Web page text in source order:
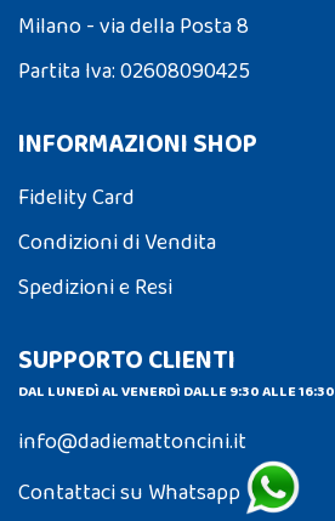
Milano - via della Posta 8
Partita Iva: 02608090425
INFORMAZIONI SHOP
Fidelity Card
Condizioni di Vendita
Spedizioni e Resi
SUPPORTO CLIENTI
DAL LUNEDÌ AL VENERDÌ DALLE 9:30 ALLE 16:30
info@dadiemattoncini.it
Contattaci su Whatsapp